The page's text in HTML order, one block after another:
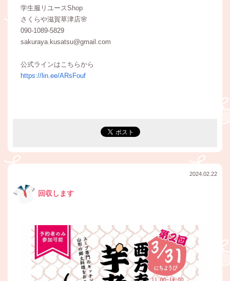
学生服リユースShop
さくらや滋賀草津店🌸
090-1089-5829
sakuraya.kusatsu@gmail.com
公式ラインはこちらから
https://lin.ee/ARsFouf
2024.02.22
回収します